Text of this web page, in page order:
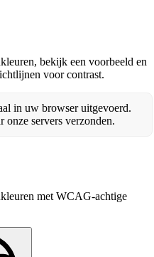
bekijk een voorbeeld en
voor contrast.
in uw browser uitgevoerd.
onze servers verzonden.
met WCAG-achtige